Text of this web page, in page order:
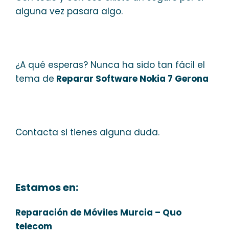
alguna vez pasara algo.
¿A qué esperas? Nunca ha sido tan fácil el
tema de Reparar Software Nokia 7 Gerona
Contacta si tienes alguna duda.
Estamos en:
Reparación de Móviles Murcia – Quo
telecom